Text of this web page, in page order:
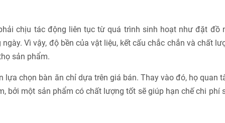
chịu tác động liên tục từ quá trình sinh hoạt như đặt đồ
Vì vậy, độ bền của vật liệu, kết cấu chắc chắn và chất
sản phẩm.
lựa chọn bàn ăn chỉ dựa trên giá bán. Thay vào đó, họ quan
bởi một sản phẩm có chất lượng tốt sẽ giúp hạn chế chi phí